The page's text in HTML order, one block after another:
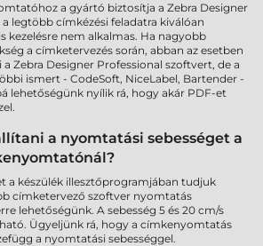
a gyártó biztosítja a Zebra Designer
legtöbb címkézési feladatra kiválóan
kezelésre nem alkalmas. Ha nagyobb
a címketervezés során, abban az esetben
Zebra Designer Professional szoftvert, de a
ismert - CodeSoft, NiceLabel, Bartender -
lehetőségünk nyílik rá, hogy akár PDF-et
a nyomtatási sebességet a
a készülék illesztőprogramjában tudjuk
címketervező szoftver nyomtatás
lehetőségünk. A sebesség 5 és 20 cm/s
Ügyeljünk rá, hogy a címkenyomtatás
a nyomtatási sebességgel.